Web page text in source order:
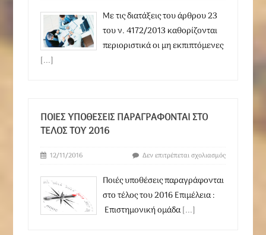
Με τις διατάξεις του άρθρου 23
του ν. 4172/2013 καθορίζονται
περιοριστικά οι μη εκπιπτόμενες
[...]
ΠΟΙΈΣ ΥΠΟΘΈΣΕΙΣ ΠΑΡΑΓΡΆΦΟΝΤΑΙ ΣΤΟ
ΤΈΛΟΣ ΤΟΥ 2016
12/11/2016 Δεν επιτρέπεται σχολιασμός
Ποιές υποθέσεις παραγράφονται
στο τέλος του 2016 Επιμέλεια :
Επιστημονική ομάδα[...]